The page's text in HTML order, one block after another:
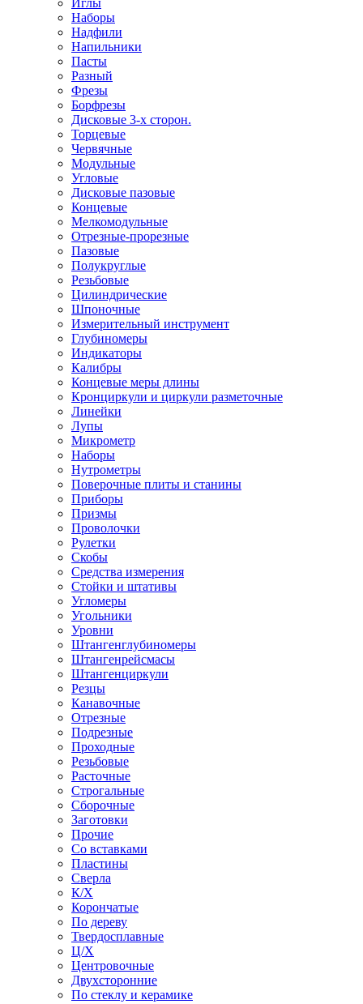
Иглы
Наборы
Надфили
Напильники
Пасты
Разный
Фрезы
Борфрезы
Дисковые 3-х сторон.
Торцевые
Червячные
Модульные
Угловые
Дисковые пазовые
Концевые
Мелкомодульные
Отрезные-прорезные
Пазовые
Полукруглые
Резьбовые
Цилиндрические
Шпоночные
Измерительный инструмент
Глубиномеры
Индикаторы
Калибры
Концевые меры длины
Кронциркули и циркули разметочные
Линейки
Лупы
Микрометр
Наборы
Нутрометры
Поверочные плиты и станины
Приборы
Призмы
Проволочки
Рулетки
Скобы
Средства измерения
Стойки и штативы
Угломеры
Угольники
Уровни
Штангенглубиномеры
Штангенрейсмасы
Штангенциркули
Резцы
Канавочные
Отрезные
Подрезные
Проходные
Резьбовые
Расточные
Строгальные
Сборочные
Заготовки
Прочие
Со вставками
Пластины
Сверла
К/Х
Корончатые
По дереву
Твердосплавные
Ц/Х
Центровочные
Двухсторонние
По стеклу и керамике